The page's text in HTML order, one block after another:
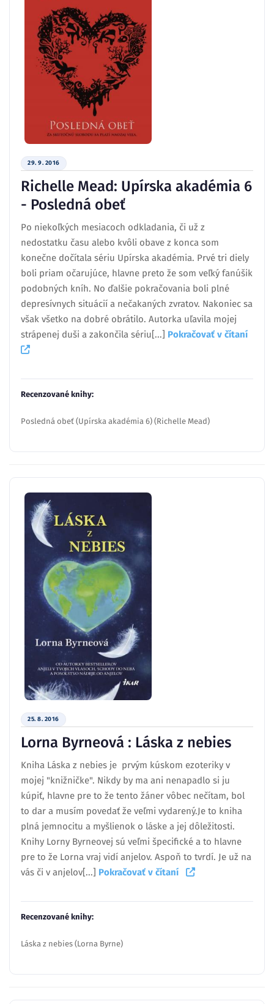
29. 9. 2016
Richelle Mead: Upírska akadémia 6
- Posledná obeť
Po niekoľkých mesiacoch odkladania, či už z
nedostatku času alebo kvôli obave z konca som
konečne dočítala sériu Upírska akadémia. Prvé tri diely
boli priam očarujúce, hlavne preto že som veľký fanúšik
podobných kníh. No ďalšie pokračovania boli plné
depresívnych situácií a nečakaných zvratov. Nakoniec sa
však všetko na dobré obrátilo. Autorka uľavila mojej
strápenej duši a zakončila sériu[...] Pokračovať v čítaní
Recenzované knihy:
Posledná obeť (Upírska akadémia 6) (Richelle Mead)
25. 8. 2016
Lorna Byrneová : Láska z nebies
Kniha Láska z nebies je prvým kúskom ezoteriky v
mojej "knižničke". Nikdy by ma ani nenapadlo si ju
kúpiť, hlavne pre to že tento žáner vôbec nečítam, bol
to dar a musím povedať že veľmi vydarený.Je to kniha
plná jemnocitu a myšlienok o láske a jej dôležitosti.
Knihy Lorny Byrneovej sú veľmi špecifické a to hlavne
pre to že Lorna vraj vidí anjelov. Aspoň to tvrdí. Je už na
vás či v anjelov[...] Pokračovať v čítaní
Recenzované knihy:
Láska z nebies (Lorna Byrne)